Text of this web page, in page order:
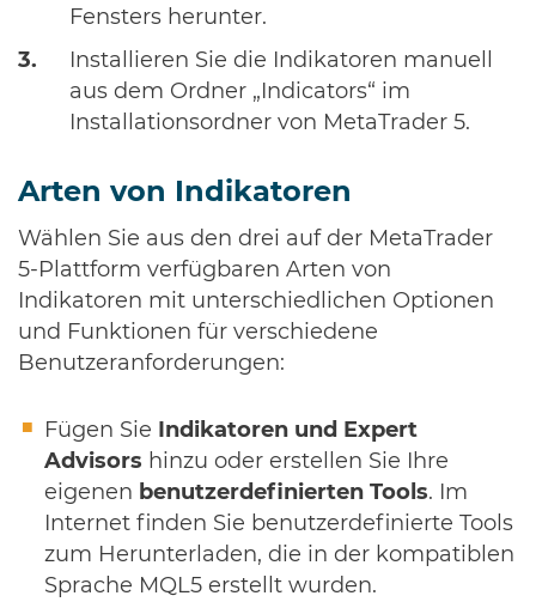
Fensters herunter.
Installieren Sie die Indikatoren manuell
aus dem Ordner „Indicators“ im
Installationsordner von MetaTrader 5.
Arten von Indikatoren
Wählen Sie aus den drei auf der MetaTrader
5-Plattform verfügbaren Arten von
Indikatoren mit unterschiedlichen Optionen
und Funktionen für verschiedene
Benutzeranforderungen:
Fügen Sie
Indikatoren und Expert
Advisors hinzu oder erstellen Sie Ihre
eigenen benutzerdefinierten Tools. Im
Internet finden Sie benutzerdefinierte Tools
zum Herunterladen, die in der kompatiblen
Sprache MQL5 erstellt wurden.